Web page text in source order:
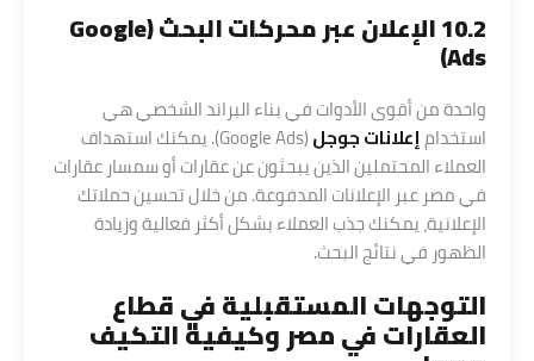
10.2 الإعلان عبر محركات البحث (Google
Ads)
واحدة من أقوى الأدوات في بناء البراند الشخصي هي
استخدامإعلانات جوجل
(Google Ads). يمكنك استهداف
العملاء المحتملين الذين يبحثون عن عقارات أو سمسار عقارات
في مصر عبر الإعلانات المدفوعة. من خلال تحسين حملاتك
الإعلانية، يمكنك جذب العملاء بشكل أكثر فعالية وزيادة
الظهور في نتائج البحث.
التوجهات المستقبلية في قطاع
العقارات في مصر وكيفية التكيف